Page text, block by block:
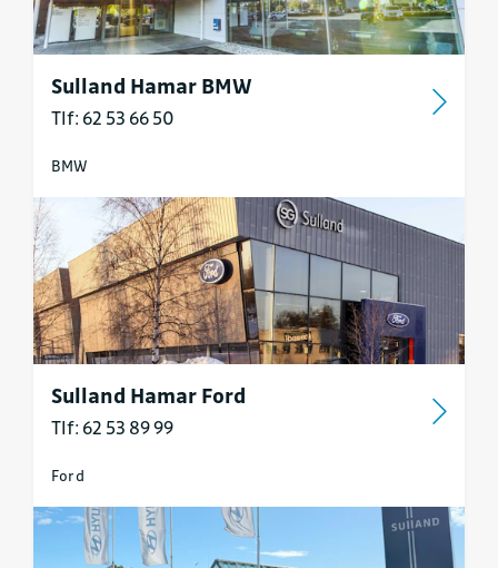
Sulland Hamar BMW
Tlf: 62 53 66 50
BMW
Sulland Hamar Ford
Tlf: 62 53 89 99
Ford